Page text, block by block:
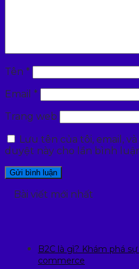
Tên *
Email *
Trang web
Lưu tên của tôi, email,
duyệt này cho lần bình
Bài viết mới nhất
B2C là gì? Khám phá
commerce